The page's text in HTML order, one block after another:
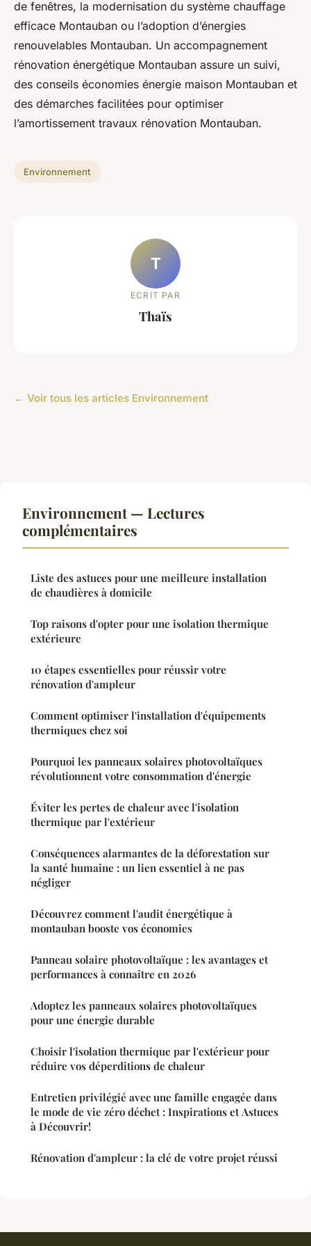
de fenêtres, la modernisation du système chauffage
efficace Montauban ou l’adoption d’énergies
renouvelables Montauban. Un accompagnement
rénovation énergétique Montauban assure un suivi,
des conseils économies énergie maison Montauban et
des démarches facilitées pour optimiser
l’amortissement travaux rénovation Montauban.
Environnement
T
ECRIT PAR
Thaïs
← Voir tous les articles Environnement
Environnement — Lectures
complémentaires
Liste des astuces pour une meilleure installation
de chaudières à domicile
Top raisons d'opter pour une isolation thermique
extérieure
10 étapes essentielles pour réussir votre
rénovation d'ampleur
Comment optimiser l'installation d'équipements
thermiques chez soi
Pourquoi les panneaux solaires photovoltaïques
révolutionnent votre consommation d'énergie
Éviter les pertes de chaleur avec l'isolation
thermique par l'extérieur
Conséquences alarmantes de la déforestation sur
la santé humaine : un lien essentiel à ne pas
négliger
Découvrez comment l'audit énergétique à
montauban booste vos économies
Panneau solaire photovoltaïque : les avantages et
performances à connaître en 2026
Adoptez les panneaux solaires photovoltaïques
pour une énergie durable
Choisir l'isolation thermique par l'extérieur pour
réduire vos déperditions de chaleur
Entretien privilégié avec une famille engagée dans
le mode de vie zéro déchet : Inspirations et Astuces
à Découvrir!
Rénovation d'ampleur : la clé de votre projet réussi